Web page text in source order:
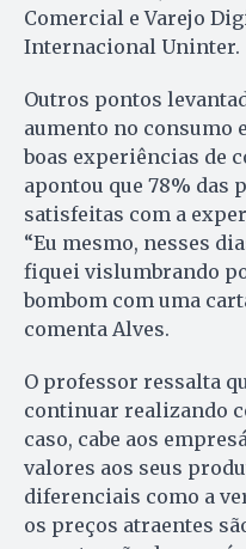
Comercial e Varejo
Internacional Uninter.
Outros pontos
aumento no consumo
boas experiências de
apontou que 78% das
satisfeitas com a
“Eu mesmo, nesses
fiquei vislumbrando
bombom com uma
comenta Alves.
O professor ressalta
continuar realizando
caso, cabe aos
valores aos seus
diferenciais como a
os preços atraentes